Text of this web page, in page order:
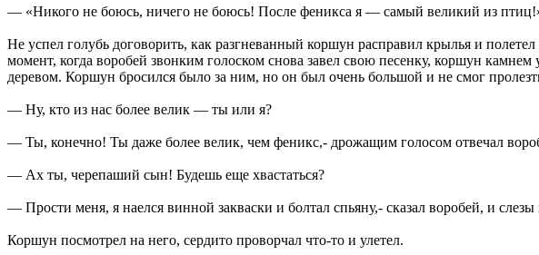
— «Никого не боюсь, ничего не боюсь! После феникса я — самый великий из
Не успел голубь договорить, как разгневанный коршун расправил крылья и
момент, когда воробей звонким голоском снова завел свою песенку, коршун
деревом. Коршун бросился было за ним, но он был очень большой и не смог
— Ну, кто из нас более велик — ты или я?
— Ты, конечно! Ты даже более велик, чем феникс,- дрожащим голосом отвечал
— Ах ты, черепаший сын! Будешь еще хвастаться?
— Прости меня, я наелся винной закваски и болтал спьяну,- сказал воробей, и слезы
Коршун посмотрел на него, сердито проворчал что-то и улетел.